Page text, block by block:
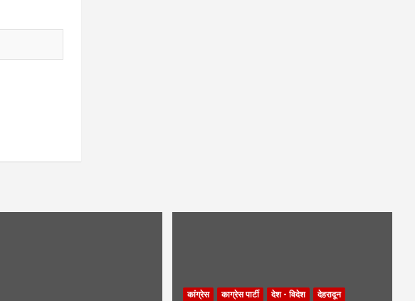
कांग्रेस काग्रेस पार्टी देश - विदेश
देहरादून